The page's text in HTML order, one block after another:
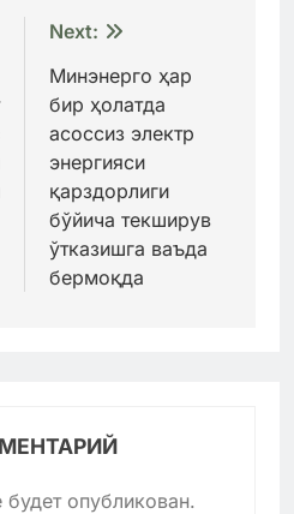
Next:
Минэнерго ҳар
бир ҳолатда
асоссиз электр
энергияси
қарздорлиги
бўйича текширув
ўтказишга ваъда
бермоқда
опубликован.